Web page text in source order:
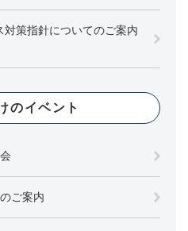
策指針についてのご案内
のイベント
ご案内